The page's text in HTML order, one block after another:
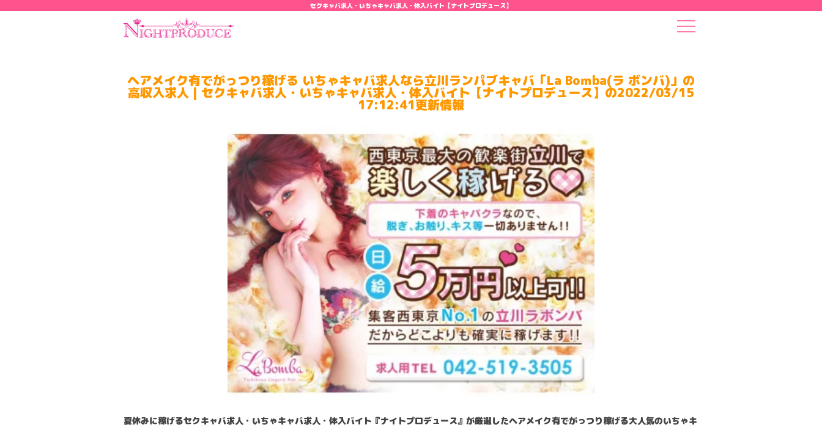
セクキャバ求人・いちゃキャバ求人・体入バイト【ナイトプロデュース】
ヘアメイク有でがっつり稼げる いちゃキャバ求人なら立川ランパブキャバ「La Boｍba(ラ ボンバ)」の
高収入求人 | セクキャバ求人・いちゃキャバ求人・体入バイト【ナイトプロデュース】の2022/03/15
17:12:41更新情報
夏休みに稼げるセクキャバ求人・いちゃキャバ求人・体入バイト『ナイトプロデュース』が厳選したヘアメイク有でがっつり稼げる大人気のいちゃキ